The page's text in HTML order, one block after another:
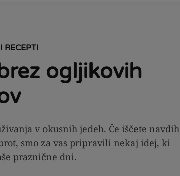
RECEPTI
ogljikovih
v okusnih jedeh. Če iščete navdih
smo za vas pripravili nekaj idej, ki
praznične dni.